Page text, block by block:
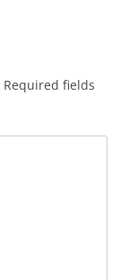
Required fields